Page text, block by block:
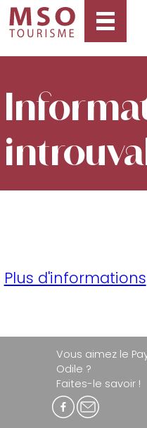
Plus d'informations
Vous aimez le
Odile ?
Faites-le savoir !